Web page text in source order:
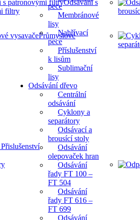
pece
Membránové
lisy
Nahřívací
pece
Příslušenství
k lisům
Sublimační
lisy
Odsávání dřevo
Centrální
odsávání
Cyklony a
separátory
Odsávací a
brousící stoly
Odsávání
olepovaček hran
Odsávání
řady FT 100 –
FT 504
Odsávání
řady FT 616 –
FT 699
Odsávání
Odsávání s
filtry
Průmyslové